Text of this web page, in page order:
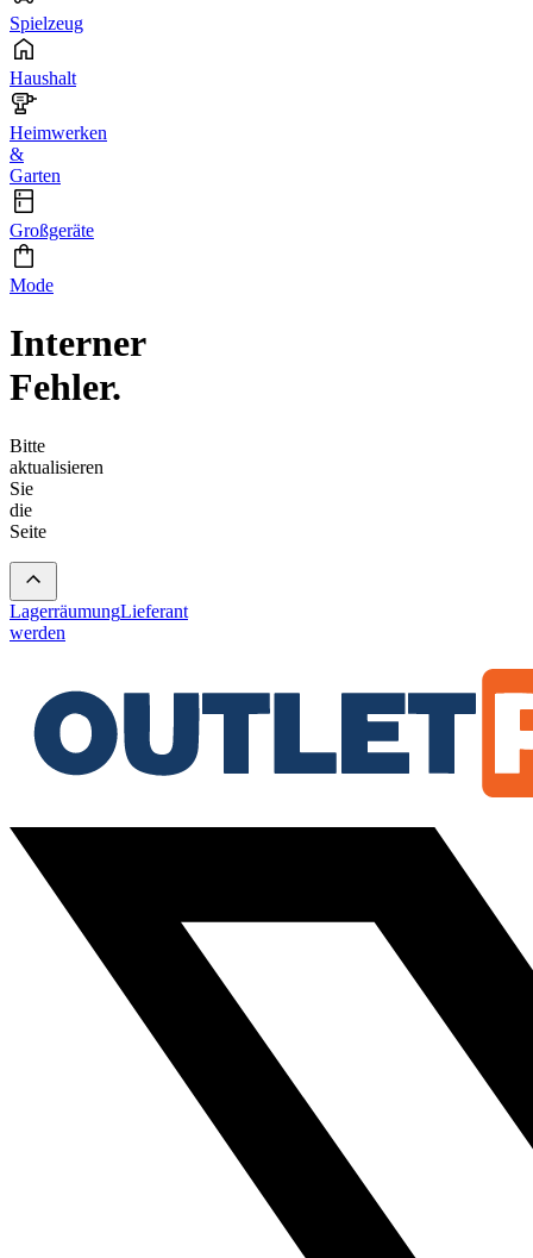
Spielzeug
Haushalt
Heimwerken
&
Garten
Großgeräte
Mode
Interner
Fehler.
Bitte
aktualisieren
Sie
die
Seite
LagerräumungLieferant
werden